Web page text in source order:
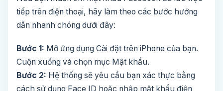
tiếp trên điện thoại, hãy làm theo các bước hướng
dẫn nhanh chóng dưới đây:
Bước 1: Mở ứng dụng Cài đặt trên iPhone của bạn.
Cuộn xuống và chọn mục Mật khẩu.
Bước 2: Hệ thống sẽ yêu cầu bạn xác thực bằng
cách sử dụng Face ID hoặc nhập mật khẩu điện